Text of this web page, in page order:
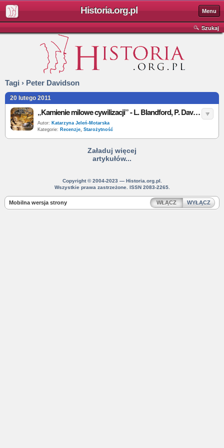
Historia.org.pl Menu
Szukaj
Tagi › Peter Davidson
20 lutego 2011
„Kamienie milowe cywilizacji” - L. Blandford, P. Davidson - recenzja
Autor: Katarzyna Jeleń-Motarska
Kategorie: Recenzje, Starożytność
Załaduj więcej
artykułów...
Copyright © 2004-2023 — Historia.org.pl.
Wszystkie prawa zastrzeżone. ISSN 2083-2265.
Mobilna wersja strony WŁĄCZ WYŁĄCZ